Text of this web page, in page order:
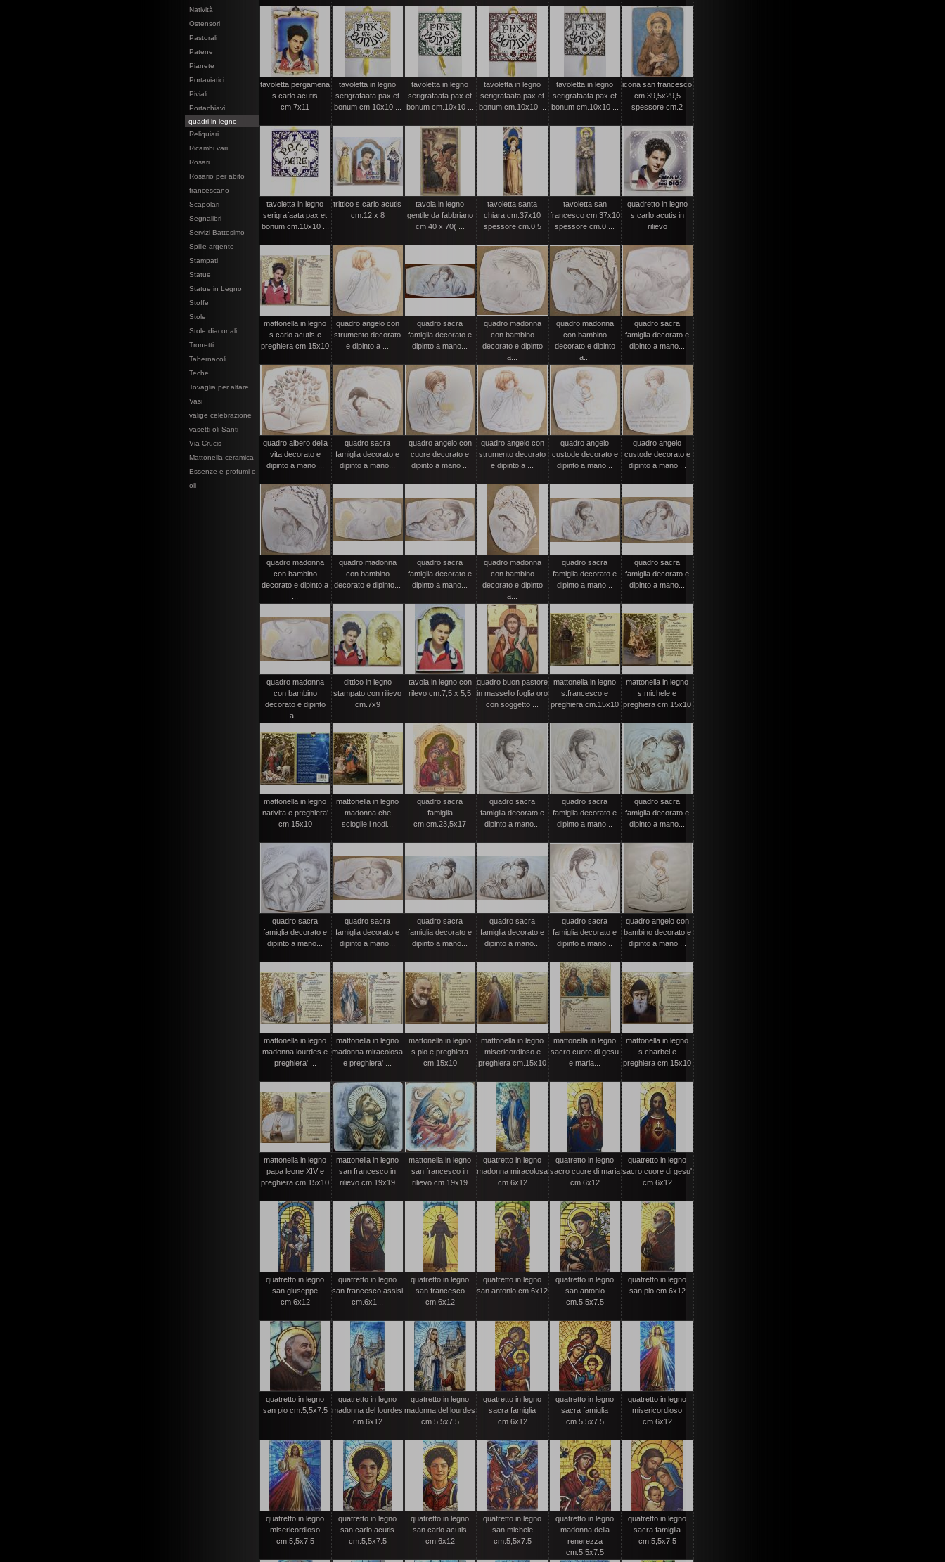
Natività
Ostensori
Pastorali
Patene
Pianete
Portaviatici
Piviali
Portachiavi
quadri in legno
Reliquiari
Ricambi vari
Rosari
Rosario per abito
francescano
Scapolari
Segnalibri
Servizi Battesimo
Spille argento
Stampati
Statue
Statue in Legno
Stoffe
Stole
Stole diaconali
Tronetti
Tabernacoli
Teche
Tovaglia per altare
Vasi
valige celebrazione
vasetti oli Santi
Via Crucis
Mattonella ceramica
Essenze e profumi e
oli
tavoletta pergamena
s.carlo acutis
cm.7x11
tavoletta in legno
serigrafaata pax et
bonum cm.10x10 ...
tavoletta in legno
serigrafaata pax et
bonum cm.10x10 ...
tavoletta in legno
serigrafaata pax et
bonum cm.10x10 ...
tavoletta in legno
serigrafaata pax et
bonum cm.10x10 ...
icona san francesco
cm.39,5x29,5
spessore cm.2
tavoletta in legno
serigrafaata pax et
bonum cm.10x10 ...
trittico s.carlo acutis
cm.12 x 8
tavola in legno
gentile da fabbriano
cm.40 x 70( ...
tavoletta santa
chiara cm.37x10
spessore cm.0,5
tavoletta san
francesco cm.37x10
spessore cm.0,...
quadretto in legno
s.carlo acutis in
rilievo
mattonella in legno
s.carlo acutis e
preghiera cm.15x10
quadro angelo con
strumento decorato
e dipinto a ...
quadro sacra
famiglia decorato e
dipinto a mano...
quadro madonna
con bambino
decorato e dipinto
a...
quadro madonna
con bambino
decorato e dipinto
a...
quadro sacra
famiglia decorato e
dipinto a mano...
quadro albero della
vita decorato e
dipinto a mano ...
quadro sacra
famiglia decorato e
dipinto a mano...
quadro angelo con
cuore decorato e
dipinto a mano ...
quadro angelo con
strumento decorato
e dipinto a ...
quadro angelo
custode decorato e
dipinto a mano...
quadro angelo
custode decorato e
dipinto a mano ...
quadro madonna
con bambino
decorato e dipinto a
quadro madonna
con bambino
decorato e dipinto...
quadro sacra
famiglia decorato e
dipinto a mano...
quadro madonna
con bambino
decorato e dipinto
a...
quadro sacra
famiglia decorato e
dipinto a mano...
quadro sacra
famiglia decorato e
dipinto a mano...
quadro madonna
con bambino
decorato e dipinto
a...
dittico in legno
stampato con rilievo
cm.7x9
tavola in legno con
rilevo cm.7,5 x 5,5
quadro buon pastore
in massello foglia oro
con soggetto ...
mattonella in legno
s.francesco e
preghiera cm.15x10
mattonella in legno
s.michele e
preghiera cm.15x10
mattonella in legno
nativita e preghiera'
cm.15x10
mattonella in legno
madonna che
scioglie i nodi...
quadro sacra
famiglia
cm.cm.23,5x17
quadro sacra
famiglia decorato e
dipinto a mano...
quadro sacra
famiglia decorato e
dipinto a mano...
quadro sacra
famiglia decorato e
dipinto a mano...
quadro sacra
famiglia decorato e
dipinto a mano...
quadro sacra
famiglia decorato e
dipinto a mano...
quadro sacra
famiglia decorato e
dipinto a mano...
quadro sacra
famiglia decorato e
dipinto a mano...
quadro sacra
famiglia decorato e
dipinto a mano...
quadro angelo con
bambino decorato e
dipinto a mano ...
mattonella in legno
madonna lourdes e
preghiera' ...
mattonella in legno
madonna miracolosa
e preghiera' ...
mattonella in legno
s.pio e preghiera
cm.15x10
mattonella in legno
misericordioso e
preghiera cm.15x10
mattonella in legno
sacro cuore di gesu
e maria...
mattonella in legno
s.charbel e
preghiera cm.15x10
mattonella in legno
papa leone XIV e
preghiera cm.15x10
mattonella in legno
san francesco in
rilievo cm.19x19
mattonella in legno
san francesco in
rilievo cm.19x19
quatretto in legno
madonna miracolosa
cm.6x12
quatretto in legno
sacro cuore di maria
cm.6x12
quatretto in legno
sacro cuore di gesu'
cm.6x12
quatretto in legno
san giuseppe
cm.6x12
quatretto in legno
san francesco assisi
cm.6x1...
quatretto in legno
san francesco
cm.6x12
quatretto in legno
san antonio cm.6x12
quatretto in legno
san antonio
cm.5,5x7.5
quatretto in legno
san pio cm.6x12
quatretto in legno
san pio cm.5,5x7.5
quatretto in legno
madonna del lourdes
cm.6x12
quatretto in legno
madonna del lourdes
cm.5,5x7.5
quatretto in legno
sacra famiglia
cm.6x12
quatretto in legno
sacra famiglia
cm.5,5x7.5
quatretto in legno
misericordioso
cm.6x12
quatretto in legno
misericordioso
cm.5,5x7.5
quatretto in legno
san carlo acutis
cm.5,5x7.5
quatretto in legno
san carlo acutis
cm.6x12
quatretto in legno
san michele
cm.5,5x7.5
quatretto in legno
madonna della
renerezza
cm.5,5x7.5
quatretto in legno
sacra famiglia
cm.5,5x7.5